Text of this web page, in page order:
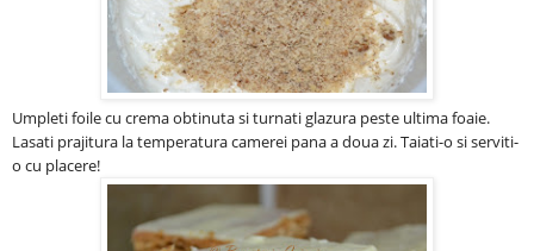
Umpleti foile cu crema obtinuta si turnati glazura peste ultima foaie.
Lasati prajitura la temperatura camerei pana a doua zi. Taiati-o si serviti-
o cu placere!